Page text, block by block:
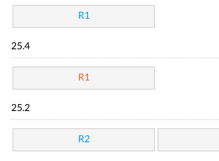
R1
25.4
R1
25.2
R2